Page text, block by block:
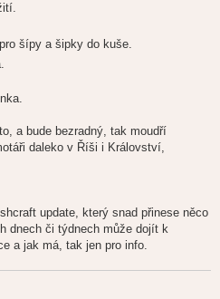
šípy a šipky do kuše.
a bude bezradný, tak moudří
daleko v Říši i Království,
update, který snad přinese něco
dnech či týdnech může dojít k
a jak má, tak jen pro info.